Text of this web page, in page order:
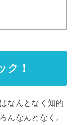
ク！
なんとなく知的
んなんとなく。